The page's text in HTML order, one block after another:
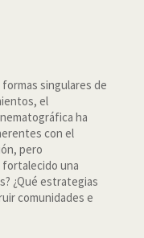
singulares de
el
ha
con el
pero
fortalecido una
¿Qué estrategias
comunidades e